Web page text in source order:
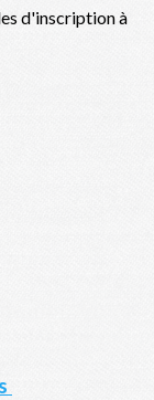
d'inscription à